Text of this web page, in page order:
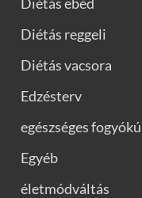
Diétás reggeli
Diétás vacsora
Edzésterv
egészséges
Egyéb
életmódváltás